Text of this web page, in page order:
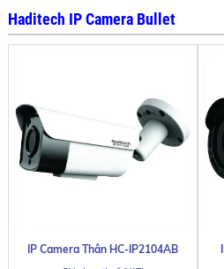
Haditech IP Camera Bullet
IP Camera Thân HC-IP2104AB